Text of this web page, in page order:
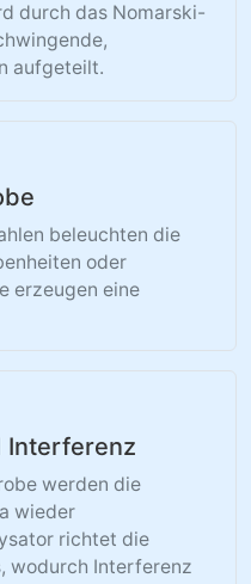
durch das Nomarski-
aufgeteilt.
beleuchten die
oder
erzeugen eine
Interferenz
werden die
wieder
richtet die
wodurch Interferenz